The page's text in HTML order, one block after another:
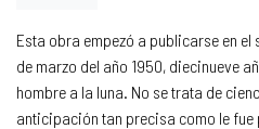
Esta obra empezó a publicarse en
de marzo del año 1950, diecinueve
hombre a la luna. No se trata de
anticipación tan precisa como le fue